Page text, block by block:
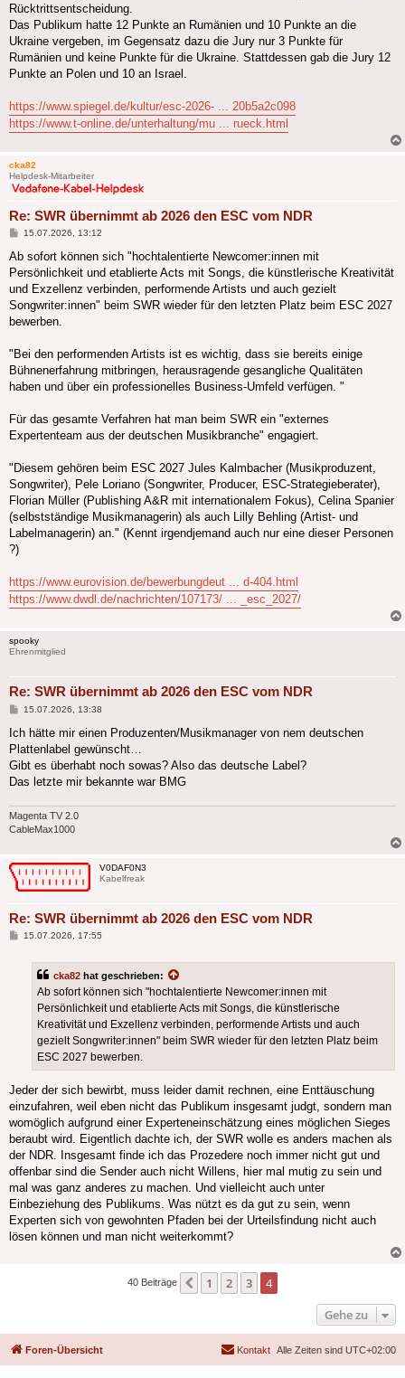
Rücktrittsentscheidung.
Das Publikum hatte 12 Punkte an Rumänien und 10 Punkte an die
Ukraine vergeben, im Gegensatz dazu die Jury nur 3 Punkte für
Rumänien und keine Punkte für die Ukraine. Stattdessen gab die Jury 12
Punkte an Polen und 10 an Israel.
https://www.spiegel.de/kultur/esc-2026- ... 20b5a2c098
https://www.t-online.de/unterhaltung/mu ... rueck.html
cka82
Helpdesk-Mitarbeiter
Re: SWR übernimmt ab 2026 den ESC vom NDR
Beitrag
15.07.2026, 13:12
Ab sofort können sich "hochtalentierte Newcomer:innen mit
Persönlichkeit und etablierte Acts mit Songs, die künstlerische Kreativität
und Exzellenz verbinden, performende Artists und auch gezielt
Songwriter:innen" beim SWR wieder für den letzten Platz beim ESC 2027
bewerben.
"Bei den performenden Artists ist es wichtig, dass sie bereits einige
Bühnenerfahrung mitbringen, herausragende gesangliche Qualitäten
haben und über ein professionelles Business-Umfeld verfügen. "
Für das gesamte Verfahren hat man beim SWR ein "externes
Expertenteam aus der deutschen Musikbranche" engagiert.
"Diesem gehören beim ESC 2027 Jules Kalmbacher (Musikproduzent,
Songwriter), Pele Loriano (Songwriter, Producer, ESC-Strategieberater),
Florian Müller (Publishing A&R mit internationalem Fokus), Celina Spanier
(selbstständige Musikmanagerin) als auch Lilly Behling (Artist- und
Labelmanagerin) an." (Kennt irgendjemand auch nur eine dieser Personen
?)
https://www.eurovision.de/bewerbungdeut ... d-404.html
https://www.dwdl.de/nachrichten/107173/ ... _esc_2027/
spooky
Ehrenmitglied
Re: SWR übernimmt ab 2026 den ESC vom NDR
Beitrag
15.07.2026, 13:38
Ich hätte mir einen Produzenten/Musikmanager von nem deutschen
Plattenlabel gewünscht…
Gibt es überhabt noch sowas? Also das deutsche Label?
Das letzte mir bekannte war BMG
Magenta TV 2.0
CableMax1000
V0DAF0N3
Kabelfreak
Re: SWR übernimmt ab 2026 den ESC vom NDR
Beitrag
15.07.2026, 17:55
cka82 hat geschrieben:
Ab sofort können sich "hochtalentierte Newcomer:innen mit
Persönlichkeit und etablierte Acts mit Songs, die künstlerische
Kreativität und Exzellenz verbinden, performende Artists und auch
gezielt Songwriter:innen" beim SWR wieder für den letzten Platz beim
ESC 2027 bewerben.
Jeder der sich bewirbt, muss leider damit rechnen, eine Enttäuschung
einzufahren, weil eben nicht das Publikum insgesamt judgt, sondern man
womöglich aufgrund einer Experteneinschätzung eines möglichen Sieges
beraubt wird. Eigentlich dachte ich, der SWR wolle es anders machen als
der NDR. Insgesamt finde ich das Prozedere noch immer nicht gut und
offenbar sind die Sender auch nicht Willens, hier mal mutig zu sein und
mal was ganz anderes zu machen. Und vielleicht auch unter
Einbeziehung des Publikums. Was nützt es da gut zu sein, wenn
Experten sich von gewohnten Pfaden bei der Urteilsfindung nicht auch
lösen können und man nicht weiterkommt?
40 Beiträge Vorherige
1 2 3
4
Gehe zu
Foren-Übersicht Alle Zeiten sind UTC+02:00
Kontakt